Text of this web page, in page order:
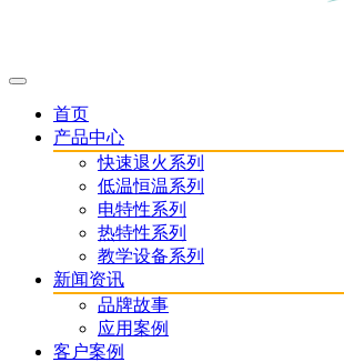
首页
产品中心
快速退火系列
低温恒温系列
电特性系列
热特性系列
教学设备系列
新闻资讯
品牌故事
应用案例
客户案例